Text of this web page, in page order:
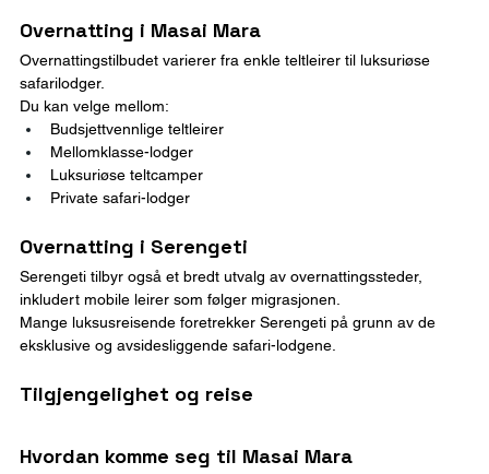
Overnatting i Masai Mara
Overnattingstilbudet varierer fra enkle teltleirer til luksuriøse
safarilodger.
Du kan velge mellom:
Budsjettvennlige teltleirer
Mellomklasse-lodger
Luksuriøse teltcamper
Private safari-lodger
Overnatting i Serengeti
Serengeti tilbyr også et bredt utvalg av overnattingssteder,
inkludert mobile leirer som følger migrasjonen.
Mange luksusreisende foretrekker Serengeti på grunn av de
eksklusive og avsidesliggende safari-lodgene.
Tilgjengelighet og reise
Hvordan komme seg til Masai Mara